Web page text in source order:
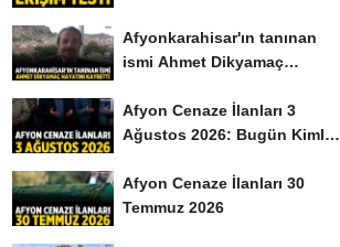
Afyonkarahisar'ın tanınan
ismi Ahmet Dikyamaç
Afyon Cenaze İlanları 3
Ağustos 2026: Bugün Kimler
Afyon Cenaze İlanları 30
Temmuz 2026